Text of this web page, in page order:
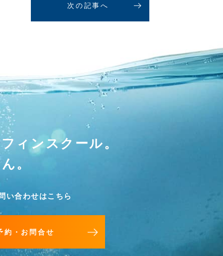
次の記事へ
ィンスクール。
。
い合わせはこちら
約・お問合せ